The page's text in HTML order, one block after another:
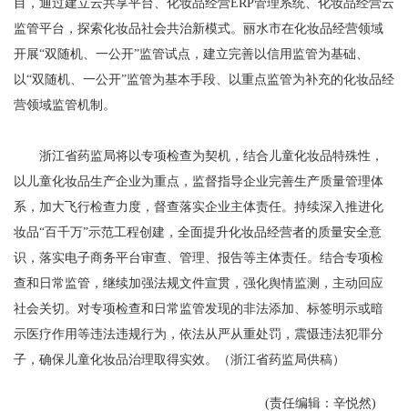
目，通过建立云共享平台、化妆品经营ERP管理系统、化妆品经营云
监管平台，探索化妆品社会共治新模式。丽水市在化妆品经营领域
开展“双随机、一公开”监管试点，建立完善以信用监管为基础、
以“双随机、一公开”监管为基本手段、以重点监管为补充的化妆品经
营领域监管机制。
浙江省药监局将以专项检查为契机，结合儿童化妆品特殊性，
以儿童化妆品生产企业为重点，监督指导企业完善生产质量管理体
系，加大飞行检查力度，督查落实企业主体责任。持续深入推进化
妆品“百千万”示范工程创建，全面提升化妆品经营者的质量安全意
识，落实电子商务平台审查、管理、报告等主体责任。结合专项检
查和日常监管，继续加强法规文件宣贯，强化舆情监测，主动回应
社会关切。对专项检查和日常监管发现的非法添加、标签明示或暗
示医疗作用等违法违规行为，依法从严从重处罚，震慑违法犯罪分
子，确保儿童化妆品治理取得实效。（浙江省药监局供稿）
(责任编辑：辛悦然)